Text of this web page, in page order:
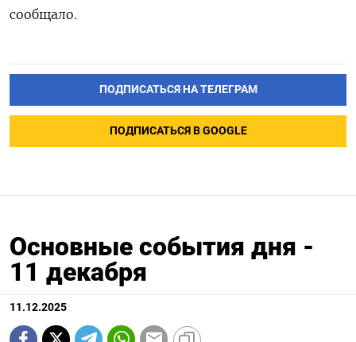
сообщало.
ПОДПИСАТЬСЯ НА ТЕЛЕГРАМ
ПОДПИСАТЬСЯ В GOOGLE
Основные события дня -
11 декабря
11.12.2025